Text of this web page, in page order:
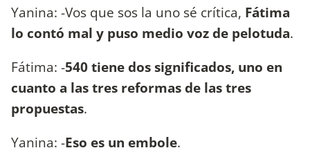
Yanina: -Vos que sos la uno sé crítica, Fátima
lo contó mal y puso medio voz de pelotuda.
Fátima: -540 tiene dos significados, uno en
cuanto a las tres reformas de las tres
propuestas.
Yanina: -Eso es un embole.